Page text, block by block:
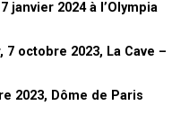
dans l’expo. Donc tu as
nous en parler
Gédébé :En fait là ce que j’ai
janvier 2024 à l’Olympia
7 octobre 2023, La Cave –
2023, Dôme de Paris